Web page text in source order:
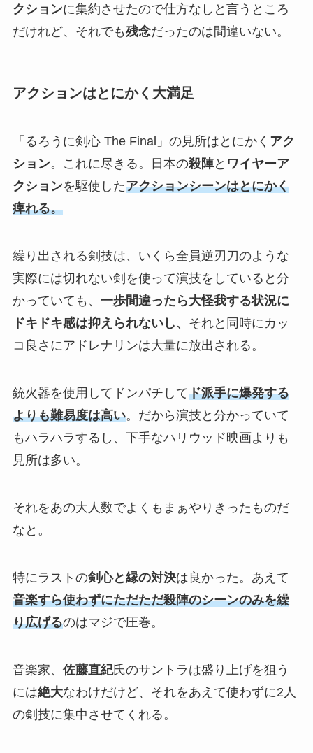
クションに集約させたので仕方なしと言うところ
だけれど、それでも残念だったのは間違いない。
アクションはとにかく大満足
「るろうに剣心 The Final」の見所はとにかく アク
ション。これに尽きる。日本の殺陣と ワイヤーア
クションを駆使したアクションシーンはとにかく
痺れる。
繰り出される剣技は、いくら全員逆刃刀のような
実際には切れない剣を使って演技をしていると分
かっていても、 一歩間違ったら大怪我する状況に
ドキドキ感は抑えられないし、 それと同時にカッ
コ良さにアドレナリンは大量に放出される。
銃火器を使用してドンパチしてド派手に爆発する
よりも難易度は高い。だから演技と分かっていて
もハラハラするし、下手なハリウッド映画よりも
見所は多い。
それをあの大人数でよくもまぁやりきったものだ
なと。
特にラストの剣心と縁の対決は良かった。あえて
音楽すら使わずにただただ殺陣のシーンのみを繰
り広げるのはマジで圧巻。
音楽家、 佐藤直紀氏のサントラは盛り上げを狙う
には絶大なわけだけど、それをあえて使わずに2人
の剣技に集中させてくれる。